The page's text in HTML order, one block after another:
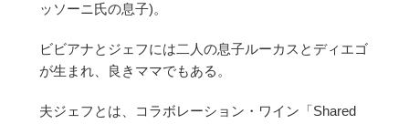
ッソーニ氏の息子)。
ビビアナとジェフには二人の息子ルーカスとディエゴ
が生まれ、良きママでもある。
夫ジェフとは、コラボレーション・ワイン「Shared